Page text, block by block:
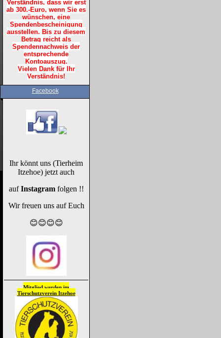
Verständnis, dass wir erst
ab 300.-Euro, wenn Sie es
wünschen, eine
Spendenbescheinigung
ausstellen. Bis zu diesem
Betrag reicht als
Spendennachweis der
entsprechende
Kontoauszug.
Vielen Dank für Ihr
Verständnis!
Facebook
Ihr könnt uns (Tierheim
Itzehoe) jetzt auch
aufInstagramfolgen !!
Wir freuen uns auf Euch
😊😊😊😊
Mitglied werden im
Tierschutzverein Itzehoe